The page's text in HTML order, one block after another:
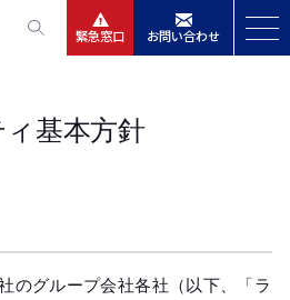
緊急窓口 お問い合わせ
IR情報
基本方針
のグループ会社各社（以下、「ラ